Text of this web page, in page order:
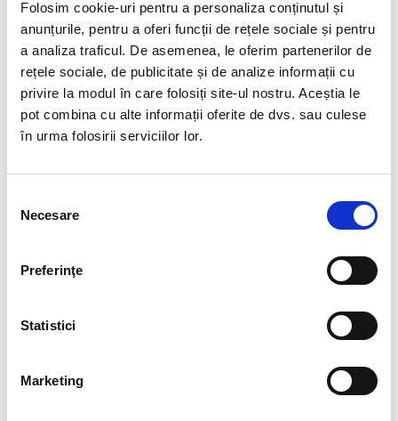
Folosim cookie-uri pentru a personaliza conținutul și
anunțurile, pentru a oferi funcții de rețele sociale și pentru
a analiza traficul. De asemenea, le oferim partenerilor de
rețele sociale, de publicitate și de analize informații cu
privire la modul în care folosiți site-ul nostru. Aceștia le
pot combina cu alte informații oferite de dvs. sau culese
în urma folosirii serviciilor lor.
consimțământului
Necesare
Preferinţe
Statistici
Marketing
INFORMAȚII SUPLIMENTARE
Ghid mărimi
Ghid mărimi
SIZE
HEIGHT
CHEST
(CM)
98
101
102
106
L
108
2XL
110